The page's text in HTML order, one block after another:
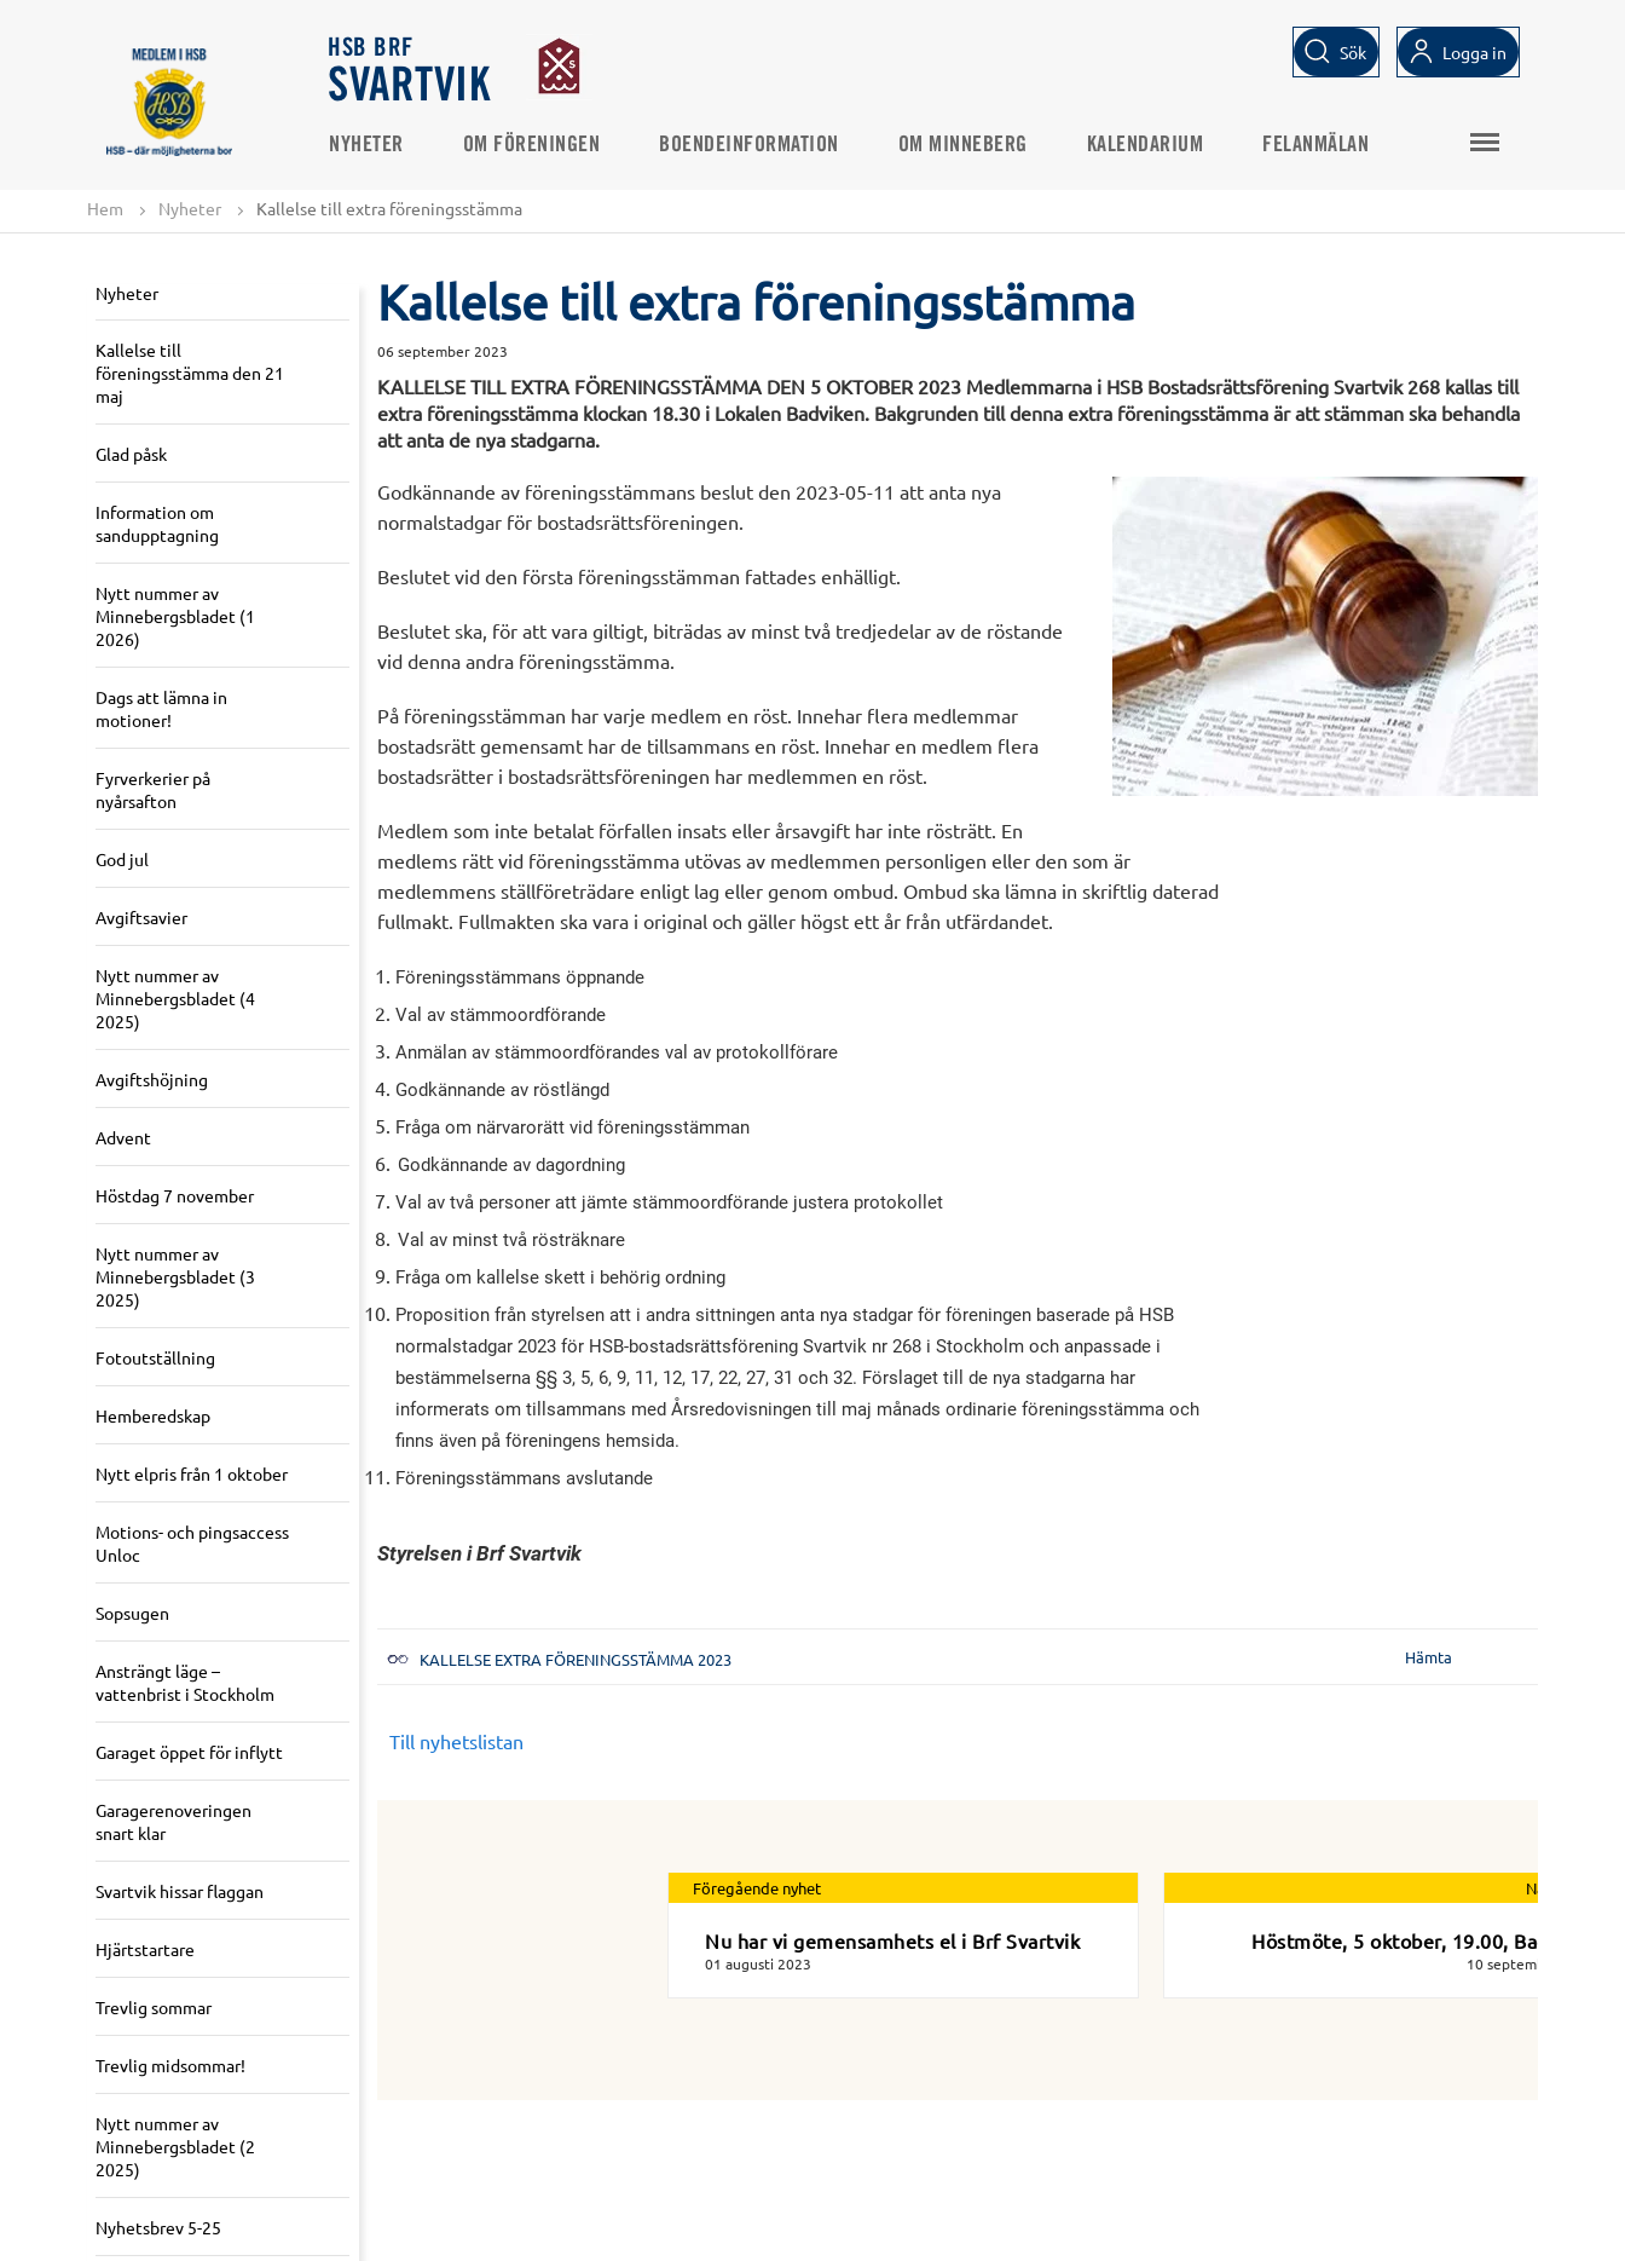
HSB BRF
SVARTVIK
Sök Logga in
NYHETER OM FÖRENINGEN BOENDEINFORMATION OM MINNEBERG KALENDARIUM FELANMÄLAN
Hem Nyheter Kallelse till extra föreningsstämma
Nyheter
Kallelse till
föreningsstämma den 21
maj
Glad påsk
Information om
sandupptagning
Nytt nummer av
Minnebergsbladet (1
2026)
Dags att lämna in
motioner!
Fyrverkerier på
nyårsafton
God jul
Avgiftsavier
Nytt nummer av
Minnebergsbladet (4
2025)
Avgiftshöjning
Advent
Höstdag 7 november
Nytt nummer av
Minnebergsbladet (3
2025)
Fotoutställning
Hemberedskap
Nytt elpris från 1 oktober
Motions- och pingsaccess
Unloc
Sopsugen
Ansträngt läge –
vattenbrist i Stockholm
Garaget öppet för inflytt
Garagerenoveringen
snart klar
Svartvik hissar flaggan
Hjärtstartare
Trevlig sommar
Trevlig midsommar!
Nytt nummer av
Minnebergsbladet (2
2025)
Nyhetsbrev 5-25
Kallelse till extra föreningsstämma
06 september 2023
KALLELSE TILL EXTRA FÖRENINGSSTÄMMA DEN 5 OKTOBER 2023 Medlemmarna i HSB Bostadsrättsförening Svartvik 268 kallas till
extra föreningsstämma klockan 18.30 i Lokalen Badviken. Bakgrunden till denna extra föreningsstämma är att stämman ska behandla
att anta de nya stadgarna.
Godkännande av föreningsstämmans beslut den 2023-05-11 att anta nya
normalstadgar för bostadsrättsföreningen.
Beslutet vid den första föreningsstämman fattades enhälligt.
Beslutet ska, för att vara giltigt, biträdas av minst två tredjedelar av de röstande
vid denna andra föreningsstämma.
På föreningsstämman har varje medlem en röst. Innehar flera medlemmar
bostadsrätt gemensamt har de tillsammans en röst. Innehar en medlem flera
bostadsrätter i bostadsrättsföreningen har medlemmen en röst.
Medlem som inte betalat förfallen insats eller årsavgift har inte rösträtt. En
medlems rätt vid föreningsstämma utövas av medlemmen personligen eller den som är
medlemmens ställföreträdare enligt lag eller genom ombud. Ombud ska lämna in skriftlig daterad
fullmakt. Fullmakten ska vara i original och gäller högst ett år från utfärdandet.
Föreningsstämmans öppnande
Val av stämmoordförande
Anmälan av stämmoordförandes val av protokollförare
Godkännande av röstlängd
Fråga om närvarorätt vid föreningsstämman
Godkännande av dagordning
Val av två personer att jämte stämmoordförande justera protokollet
Val av minst två rösträknare
Fråga om kallelse skett i behörig ordning
Proposition från styrelsen att i andra sittningen anta nya stadgar för föreningen baserade på HSB
normalstadgar 2023 för HSB-bostadsrättsförening Svartvik nr 268 i Stockholm och anpassade i
bestämmelserna §§ 3, 5, 6, 9, 11, 12, 17, 22, 27, 31 och 32. Förslaget till de nya stadgarna har
informerats om tillsammans med Årsredovisningen till maj månads ordinarie föreningsstämma och
finns även på föreningens hemsida.
Föreningsstämmans avslutande
Styrelsen i Brf Svartvik
KALLELSE EXTRA FÖRENINGSSTÄMMA 2023 Hämta
Till nyhetslistan
Föregående nyhet
Nu har vi gemensamhets el i Brf Svartvik
01 augusti 2023
Nästa nyhet
Höstmöte, 5 oktober, 19.00, Badviken
10 september 2023